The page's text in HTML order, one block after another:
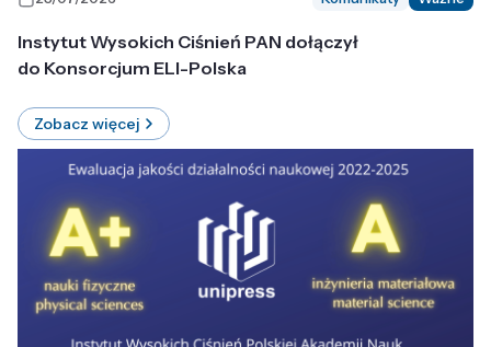
Instytut Wysokich Ciśnień PAN dołączył
do Konsorcjum ELI-Polska
Zobacz więcej